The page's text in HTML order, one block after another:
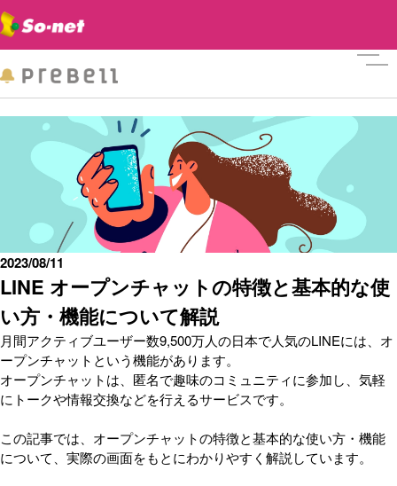
LINE オープンチャットの特徴と基本的な使
い方・機能について解説
2023/08/11
月間アクティブユーザー数9,500万人の日本で人気のLINEには、オ
ープンチャットという機能があります。
オープンチャットは、匿名で趣味のコミュニティに参加し、気軽
にトークや情報交換などを行えるサービスです。
この記事では、オープンチャットの特徴と基本的な使い方・機能
について、実際の画面をもとにわかりやすく解説しています。